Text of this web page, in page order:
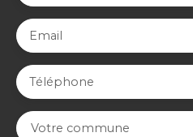
Email
Téléphone
Votre commune